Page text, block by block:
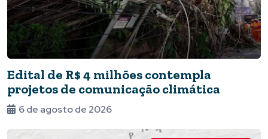
Edital de R$ 4 milhões contempla
projetos de comunicação climática
6 de agosto de 2026